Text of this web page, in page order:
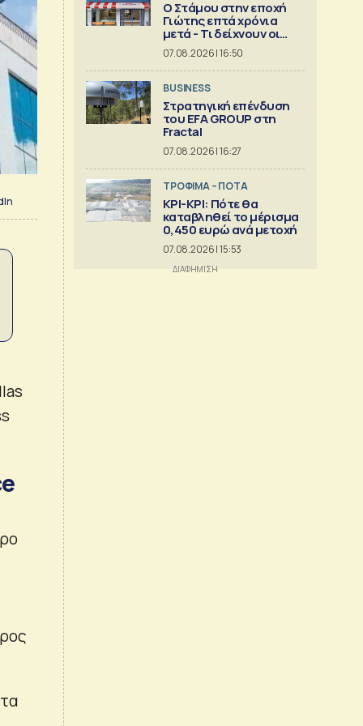
Ο Στάμου στην εποχή
Γιώτης επτά χρόνια
μετά - Τι δείχνουν οι
αριθμοί
07.08.2026 | 16:50
BUSINESS
Στρατηγική επένδυση
του EFA GROUP στη
Fractal
07.08.2026 | 16:27
ΤΡΟΦΙΜΑ – ΠΟΤΑ
ΚΡΙ-ΚΡΙ: Πότε θα
καταβληθεί το μέρισμα
0,450 ευρώ ανά μετοχή
07.08.2026 | 15:53